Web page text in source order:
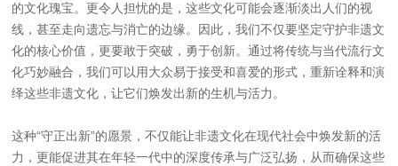
的文化瑰宝。更令人担忧的是，这些文化可能会逐渐淡出人们的视
线，甚至走向遗忘与消亡的边缘。因此，我们不仅要坚定守护非遗文
化的核心价值，更要敢于突破，勇于创新。通过将传统与当代流行文
化巧妙融合，我们可以用大众易于接受和喜爱的形式，重新诠释和演
绎这些非遗文化，让它们焕发出新的生机与活力。
这种“守正出新”的愿景，不仅能让非遗文化在现代社会中焕发新的活
力，更能促进其在年轻一代中的深度传承与广泛弘扬，从而确保这些